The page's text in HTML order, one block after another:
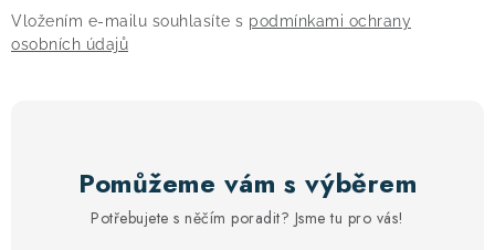
i
s
Vložením e-mailu souhlasíte s podmínkami ochrany
osobních údajů
Pomůžeme vám s výběrem
Potřebujete s něčím poradit? Jsme tu pro vás!